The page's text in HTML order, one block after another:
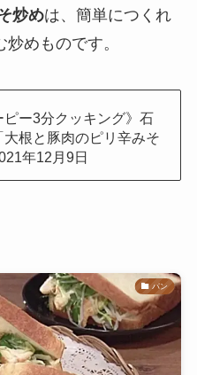
炒めは、簡単につくれ
めものです。
ピー3分クッキング》石
大根と豚肉のピリ辛みそ
年12月9日
パン